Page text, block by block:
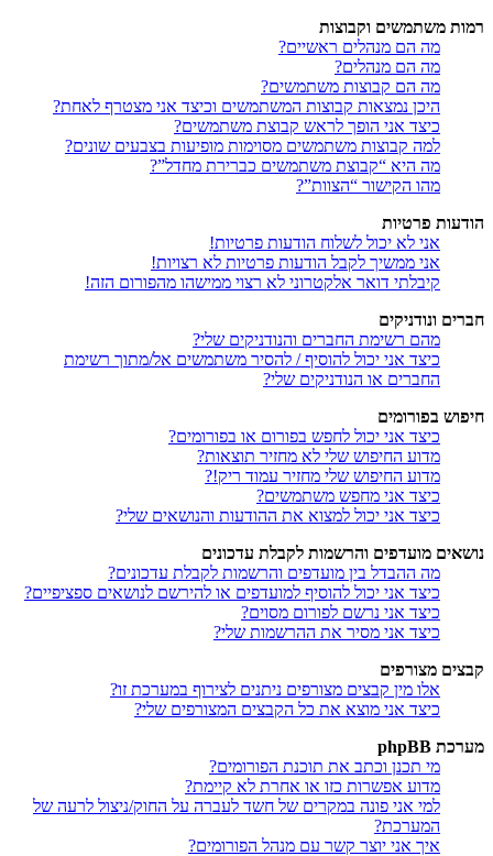
רמות משתמשים וקבוצות
מה הם מנהלים ראשיים?
מה הם מנהלים?
מה הם קבוצות משתמשים?
היכן נמצאות קבוצות המשתמשים וכיצד אני מצטרף לאחת?
כיצד אני הופך לראש קבוצת משתמשים?
למה קבוצות משתמשים מסוימות מופיעות בצבעים שונים?
מה היא “קבוצת משתמשים כברירת מחדל”?
מהו הקישור “הצוות”?
הודעות פרטיות
אני לא יכול לשלוח הודעות פרטיות!
אני ממשיך לקבל הודעות פרטיות לא רצויות!
קיבלתי דואר אלקטרוני לא רצוי ממישהו מהפורום הזה!
חברים ונודניקים
מהם רשימת החברים והנודניקים שלי?
כיצד אני יכול להוסיף / להסיר משתמשים אל/מתוך רשימת
החברים או הנודניקים שלי?
חיפוש בפורומים
כיצד אני יכול לחפש בפורום או בפורומים?
מדוע החיפוש שלי לא מחזיר תוצאות?
מדוע החיפוש שלי מחזיר עמוד ריק!?
כיצד אני מחפש משתמשים?
כיצד אני יכול למצוא את ההודעות והנושאים שלי?
נושאים מועדפים והרשמות לקבלת עדכונים
מה ההבדל בין מועדפים והרשמות לקבלת עדכונים?
כיצד אני יכול להוסיף למועדפים או להירשם לנושאים ספציפיים?
כיצד אני נרשם לפורום מסוים?
כיצד אני מסיר את ההרשמות שלי?
קבצים מצורפים
אלו מין קבצים מצורפים ניתנים לצירוף במערכת זו?
כיצד אני מוצא את כל הקבצים המצורפים שלי?
מערכת phpBB
מי תכנן וכתב את תוכנת הפורומים?
מדוע אפשרות כזו או אחרת לא קיימת?
למי אני פונה במקרים של חשד לעברה על החוק/ניצול לרעה של
המערכת?
איך אני יוצר קשר עם מנהל הפורומים?